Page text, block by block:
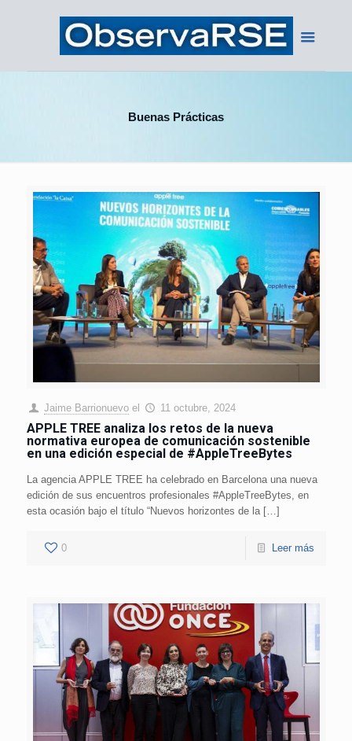
Buenas Prácticas
Jaime Barrionuevo el 11 octubre, 2024
APPLE TREE analiza los retos de la nueva
normativa europea de comunicación sostenible
en una edición especial de #AppleTreeBytes
La agencia APPLE TREE ha celebrado en Barcelona una nueva
edición de sus encuentros profesionales #AppleTreeBytes, en
esta ocasión bajo el título “Nuevos horizontes de la […]
0 Leer más